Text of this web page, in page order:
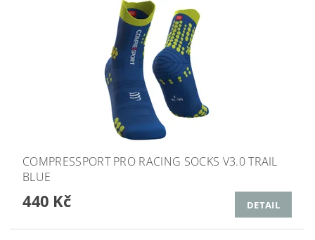
COMPRESSPORT PRO RACING SOCKS V3.0 TRAIL
BLUE
440 Kč DETAIL